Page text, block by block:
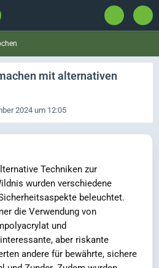
mit alternativen
2024 um 12:05
Techniken zur
wurden verschiedene
beleuchtet.
die Verwendung von
und
aber riskante
andere für bewährte, sichere